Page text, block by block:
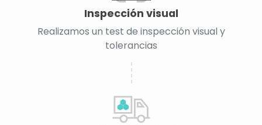
Inspección visual
Realizamos un test de inspección visual y
tolerancias